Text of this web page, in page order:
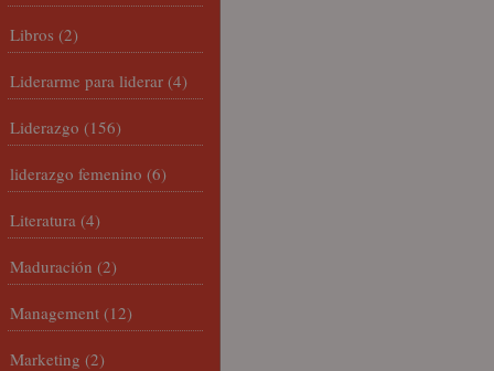
Libros (2)
Liderarme para liderar (4)
Liderazgo (156)
liderazgo femenino (6)
Literatura (4)
Maduración (2)
Management (12)
Marketing (2)